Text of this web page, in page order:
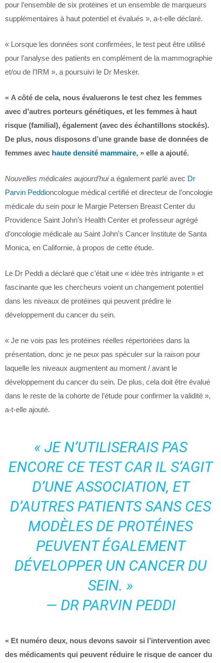
pour l’ensemble de six protéines et un ensemble de marqueurs
supplémentaires à haut potentiel et évalués », a-t-elle déclaré.
« Lorsque les données sont confirmées, le test peut être utilisé
pour l’analyse des patients en complément de la mammographie
et/ou de l’IRM », a poursuivi le Dr Mesker.
« A côté de cela, nous évaluerons le test chez les femmes
avec d’autres porteurs génétiques, et les femmes à haut
risque (familial), également (avec des échantillons stockés).
De plus, nous disposons d’une grande base de données de
femmes avec haute densité mammaire, » elle a ajouté.
Nouvelles médicales aujourd’huia également parlé avec Dr
Parvin Peddioncologue médical certifié et directeur de l’oncologie
médicale du sein pour le Margie Petersen Breast Center du
Providence Saint John’s Health Center et professeur agrégé
d’oncologie médicale au Saint John’s Cancer Institute de Santa
Monica, en Californie, à propos de cette étude.
Le Dr Peddi a déclaré que c’était une « idée très intrigante » et
fascinante que les chercheurs voient un changement potentiel
dans les niveaux de protéines qui peuvent prédire le
développement du cancer du sein.
« Je ne vois pas les protéines réelles répertoriées dans la
présentation, donc je ne peux pas spéculer sur la raison pour
laquelle les niveaux augmentent au moment / avant le
développement du cancer du sein. De plus, cela doit être évalué
dans le reste de la cohorte de l’étude pour confirmer la validité »,
a-t-elle ajouté.
« JE N’UTILISERAIS PAS
ENCORE CE TEST CAR IL S’AGIT
D’UNE ASSOCIATION, ET
D’AUTRES PATIENTS SANS CES
MODÈLES DE PROTÉINES
PEUVENT ÉGALEMENT
DÉVELOPPER UN CANCER DU
SEIN. »
— DR PARVIN PEDDI
« Et numéro deux, nous devons savoir si l’intervention avec
des médicaments qui peuvent réduire le risque de cancer du